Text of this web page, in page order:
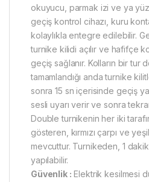
okuyucu, parmak izi ve ya
geçiş kontrol cihazı, kuru
kolaylıkla entegre edilebilir.
turnike kilidi açılır ve hafifçe
geçiş sağlanır. Kolların bir tur
tamamlandığı anda turnike
sonra 15 sn içerisinde geçiş
sesli uyarı verir ve sonra
Double turnikenin her iki
gösteren, kırmızı çarpı ve
mevcuttur. Turnikeden, 1
yapılabilir.
Güvenlik : Elektrik kesilmesi